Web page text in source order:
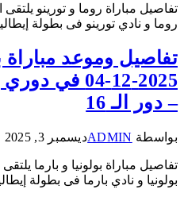
روما و نادي تورينو فى بطولة
تفاصيل وموعد مباراة
2025-12-04
– دور الـ 16
بواسطة ADMINديسمبر 3, 2025
بولونيا و نادي بارما فى بطولة